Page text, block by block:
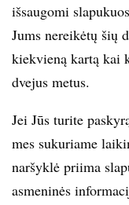
išsaugomi
Jums nereikėtų šių
kiekvieną kartą kai
dvejus metus.
Jei Jūs turite
mes sukuriame
naršyklė priima
asmeninės